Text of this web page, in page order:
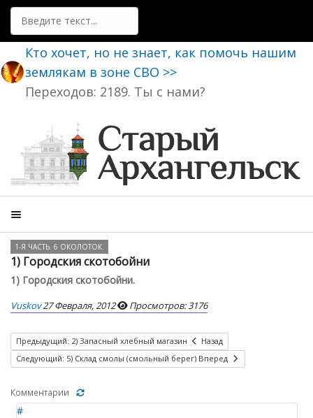
Поиск
Кто хочет, но не знает, как помочь нашим
землякам в зоне СВО >>
Переходов: 2189. Ты с нами?
1-Я ЧАСТЬ. 6 ОКОЛОТОК.
1) Городския скотобойни
1) Городския скотобойни.
Vuskov27 Февраля, 2012 Просмотров: 3176
Предыдущий: 2) Запасный хлебный магазин
Назад
Следующий: 5) Склад смолы (смольный берег) Вперед
Комментарии
#